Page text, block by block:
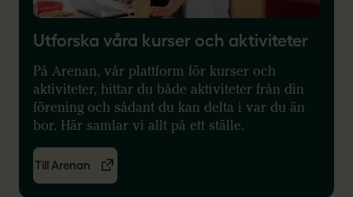
Utforska våra kurser och aktiviteter
På Arenan, vår plattform för kurser och
aktiviteter, hittar du både aktiviteter från din
förening och sådant du kan delta i var du än
bor. Här samlar vi allt på ett ställe.
Till Arenan